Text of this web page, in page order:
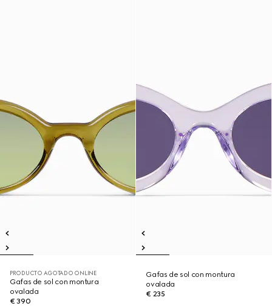
PRODUCTO AGOTADO ONLINE
Gafas de sol con montura
ovalada
€ 390
Gafas de sol con montura
ovalada
€ 235